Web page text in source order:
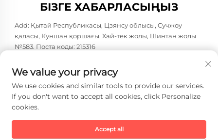
БІЗГЕ ХАБАРЛАСЫҢЫЗ
Add: Қытай Республикасы, Цзянсу облысы, Сучжоу
қаласы, Куншан қоршағы, Хай-тек жолы, Шинтан жолы
№583. Поста коды: 215316
Электрондық пошта:
[email protected]
Copyright © 2026 Faith-Han Intelligent Technology Co., Ltd.
саясаты
We value your privacy
We use cookies and similar tools to provide our services.
If you don't want to accept all cookies, click Personalize
cookies.
Accept all